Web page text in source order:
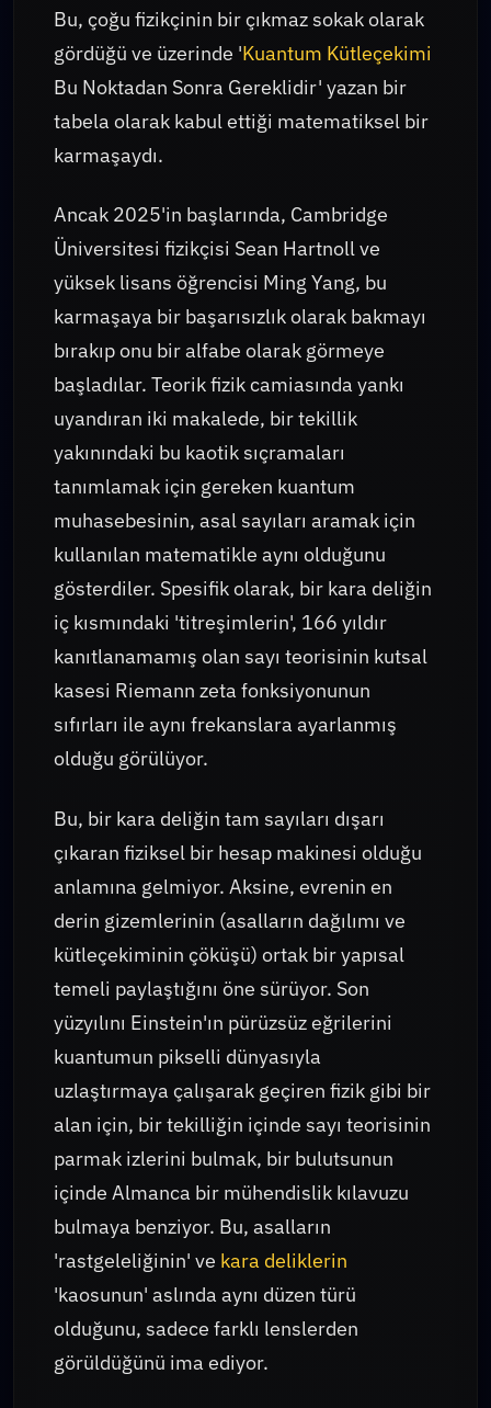
Bu, çoğu fizikçinin bir çıkmaz sokak olarak
gördüğü ve üzerinde 'Kuantum Kütleçekimi
Bu Noktadan Sonra Gereklidir' yazan bir
tabela olarak kabul ettiği matematiksel bir
karmaşaydı.
Ancak 2025'in başlarında, Cambridge
Üniversitesi fizikçisi Sean Hartnoll ve
yüksek lisans öğrencisi Ming Yang, bu
karmaşaya bir başarısızlık olarak bakmayı
bırakıp onu bir alfabe olarak görmeye
başladılar. Teorik fizik camiasında yankı
uyandıran iki makalede, bir tekillik
yakınındaki bu kaotik sıçramaları
tanımlamak için gereken kuantum
muhasebesinin, asal sayıları aramak için
kullanılan matematikle aynı olduğunu
gösterdiler. Spesifik olarak, bir kara deliğin
iç kısmındaki 'titreşimlerin', 166 yıldır
kanıtlanamamış olan sayı teorisinin kutsal
kasesi Riemann zeta fonksiyonunun
sıfırları ile aynı frekanslara ayarlanmış
olduğu görülüyor.
Bu, bir kara deliğin tam sayıları dışarı
çıkaran fiziksel bir hesap makinesi olduğu
anlamına gelmiyor. Aksine, evrenin en
derin gizemlerinin (asalların dağılımı ve
kütleçekiminin çöküşü) ortak bir yapısal
temeli paylaştığını öne sürüyor. Son
yüzyılını Einstein'ın pürüzsüz eğrilerini
kuantumun pikselli dünyasıyla
uzlaştırmaya çalışarak geçiren fizik gibi bir
alan için, bir tekilliğin içinde sayı teorisinin
parmak izlerini bulmak, bir bulutsunun
içinde Almanca bir mühendislik kılavuzu
bulmaya benziyor. Bu, asalların
'rastgeleliğinin' ve kara deliklerin
'kaosunun' aslında aynı düzen türü
olduğunu, sadece farklı lenslerden
görüldüğünü ima ediyor.